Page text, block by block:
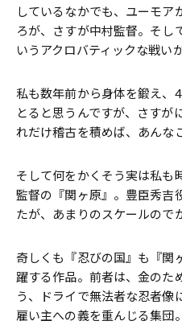
しているなかでも、ユーモア
ろが、さすが中村監督。そし
いうアクロバティックな戦い
私も数年前から身体を鍛え、
とると思うんですが、さすが
れだけ稽古を積めば、あんな
そして何をかくそう実は私も
監督の『関ヶ原』。豊臣秀吉
たが、あまりのスケールので
奇しくも『忍びの国』も『関
躍する作品。前者は、金のた
う、ドライで無法者な忍者像
雇い主への義を重んじる集団